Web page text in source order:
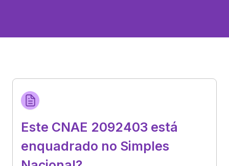
Este CNAE 2092403 está
enquadrado no Simples